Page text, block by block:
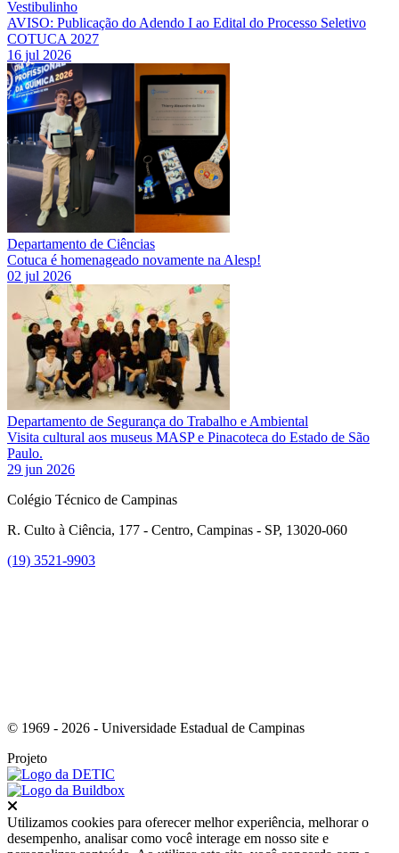
Vestibulinho
AVISO: Publicação do Adendo I ao Edital do Processo Seletivo
COTUCA 2027
16 jul 2026
Departamento de Ciências
Cotuca é homenageado novamente na Alesp!
02 jul 2026
Departamento de Segurança do Trabalho e Ambiental
Visita cultural aos museus MASP e Pinacoteca do Estado de São
Paulo.
29 jun 2026
Colégio Técnico de Campinas
R. Culto à Ciência, 177 - Centro, Campinas - SP, 13020-060
(19) 3521-9903
© 1969 - 2026 - Universidade Estadual de Campinas
Projeto
Utilizamos cookies para oferecer melhor experiência, melhorar o
desempenho, analisar como você interage em nosso site e